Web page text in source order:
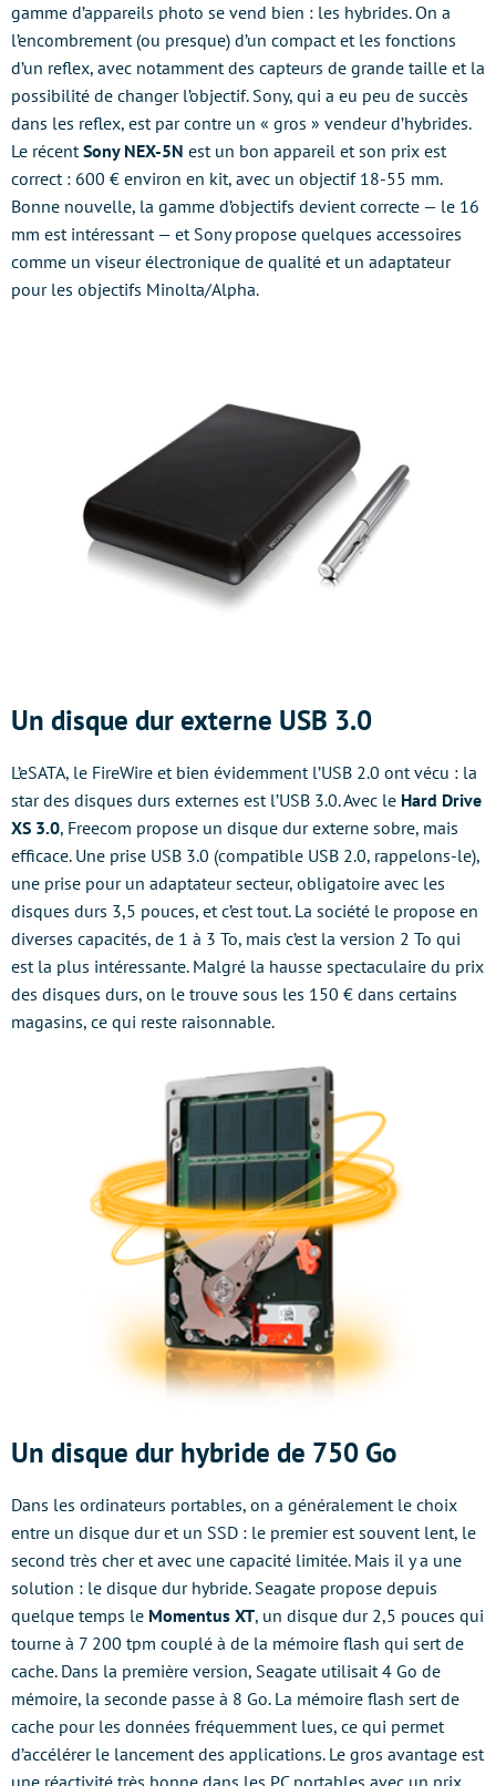
gamme d’appareils photo se vend bien : les hybrides. On a
l’encombrement (ou presque) d’un compact et les fonctions
d’un reflex, avec notamment des capteurs de grande taille et la
possibilité de changer l’objectif. Sony, qui a eu peu de succès
dans les reflex, est par contre un « gros » vendeur d’hybrides.
Le récentSony NEX-5N est un bon appareil et son prix est
correct : 600 € environ en kit, avec un objectif 18-55 mm.
Bonne nouvelle, la gamme d’objectifs devient correcte — le 16
mm est intéressant — et Sony propose quelques accessoires
comme un viseur électronique de qualité et un adaptateur
pour les objectifs Minolta/Alpha.
Un disque dur externe USB 3.0
L’eSATA, le FireWire et bien évidemment l’USB 2.0 ont vécu : la
star des disques durs externes est l’USB 3.0. Avec le Hard Drive
XS 3.0, Freecom propose un disque dur externe sobre, mais
efficace. Une prise USB 3.0 (compatible USB 2.0, rappelons-le),
une prise pour un adaptateur secteur, obligatoire avec les
disques durs 3,5 pouces, et c’est tout. La société le propose en
diverses capacités, de 1 à 3 To, mais c’est la version 2 To qui
est la plus intéressante. Malgré la hausse spectaculaire du prix
des disques durs, on le trouve sous les 150 € dans certains
magasins, ce qui reste raisonnable.
Un disque dur hybride de 750 Go
Dans les ordinateurs portables, on a généralement le choix
entre un disque dur et un SSD : le premier est souvent lent, le
second très cher et avec une capacité limitée. Mais il y a une
solution : le disque dur hybride. Seagate propose depuis
quelque temps le Momentus XT, un disque dur 2,5 pouces qui
tourne à 7 200 tpm couplé à de la mémoire flash qui sert de
cache. Dans la première version, Seagate utilisait 4 Go de
mémoire, la seconde passe à 8 Go. La mémoire flash sert de
cache pour les données fréquemment lues, ce qui permet
d’accélérer le lancement des applications. Le gros avantage est
une réactivité très bonne dans les PC portables avec un prix